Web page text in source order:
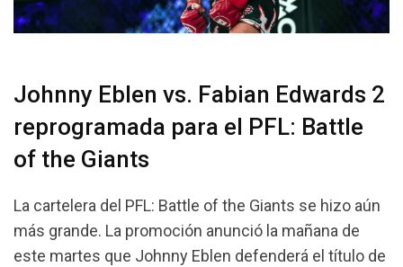
Johnny Eblen vs. Fabian Edwards 2
reprogramada para el PFL: Battle
of the Giants
La cartelera del PFL: Battle of the Giants se hizo aún
más grande. La promoción anunció la mañana de
este martes que Johnny Eblen defenderá el título de